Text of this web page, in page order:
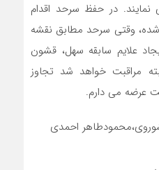
در حفظ سرحد اقدام
وقتی سرحد مطابق نقشه
علایم سابقه سهل، قشون
مراقبت خواهد شد تجاوز
عرضه می دارم.
شوروی،محمودطاهر احمدی